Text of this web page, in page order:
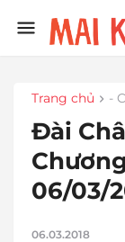
Trang chủ -
Đài
06/03/
06.03.2018